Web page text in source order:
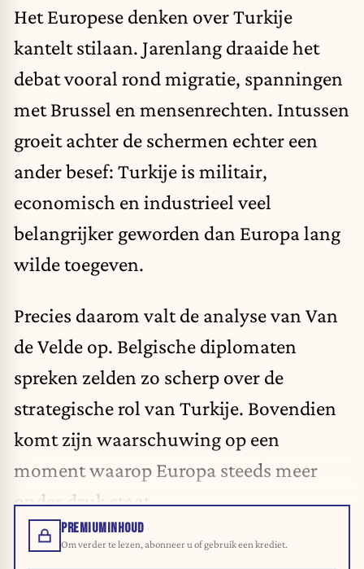
Het Europese denken over Turkije
kantelt stilaan. Jarenlang draaide het
debat vooral rond migratie, spanningen
met Brussel en mensenrechten. Intussen
groeit achter de schermen echter een
ander besef: Turkije is militair,
economisch en industrieel veel
belangrijker geworden dan Europa lang
wilde toegeven.
Precies daarom valt de analyse van Van
de Velde op. Belgische diplomaten
spreken zelden zo scherp over de
strategische rol van Turkije. Bovendien
komt zijn waarschuwing op een
moment waarop Europa steeds meer
onder druk staat.
PREMIUMINHOUD
Om verder te lezen, abonneer u of gebruik een krediet.